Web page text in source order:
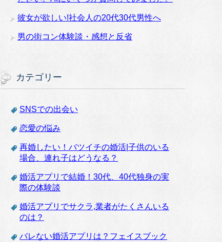
彼女が欲しい!社会人の20代30代男性へ
男の街コン体験談・感想と反省
カテゴリー
SNSでの出会い
恋愛の悩み
再婚したい！バツイチの婚活|子供のいる
場合、連れ子はどうなる？
婚活アプリで結婚！30代、40代独身の実
際の体験談
婚活アプリでサクラ,業者がたくさんいる
のは？
バレない婚活アプリは？フェイスブック